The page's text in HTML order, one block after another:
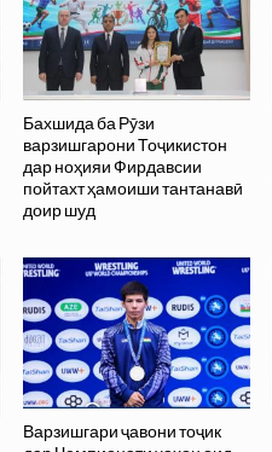
Бахшида ба Рӯзи
варзишгарони Тоҷикистон
дар ноҳияи Фирдавсии
пойтахт ҳамоиши тантанавӣ
доир шуд
Варзишгари ҷавони тоҷик